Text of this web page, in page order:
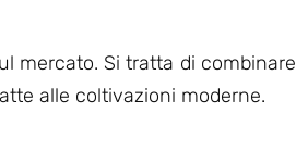
mercato. Si tratta di combinare
alle coltivazioni moderne.